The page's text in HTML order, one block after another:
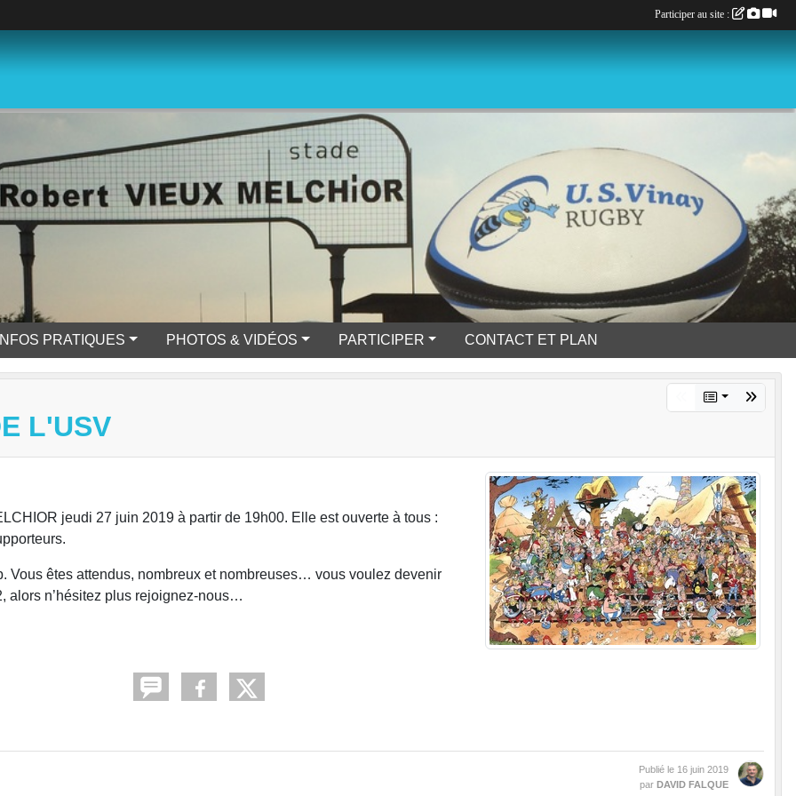
INFOS PRATIQUES PHOTOS & VIDÉOS PARTICIPER CONTACT ET PLAN
L'USV
jeudi 27 juin 2019 à partir de 19h00. Elle est ouverte à tous :
Vous êtes attendus, nombreux et nombreuses… vous voulez devenir
alors n’hésitez plus rejoignez-nous…
Publié le 16 juin 2019
par DAVID FALQUE
Participer au site :